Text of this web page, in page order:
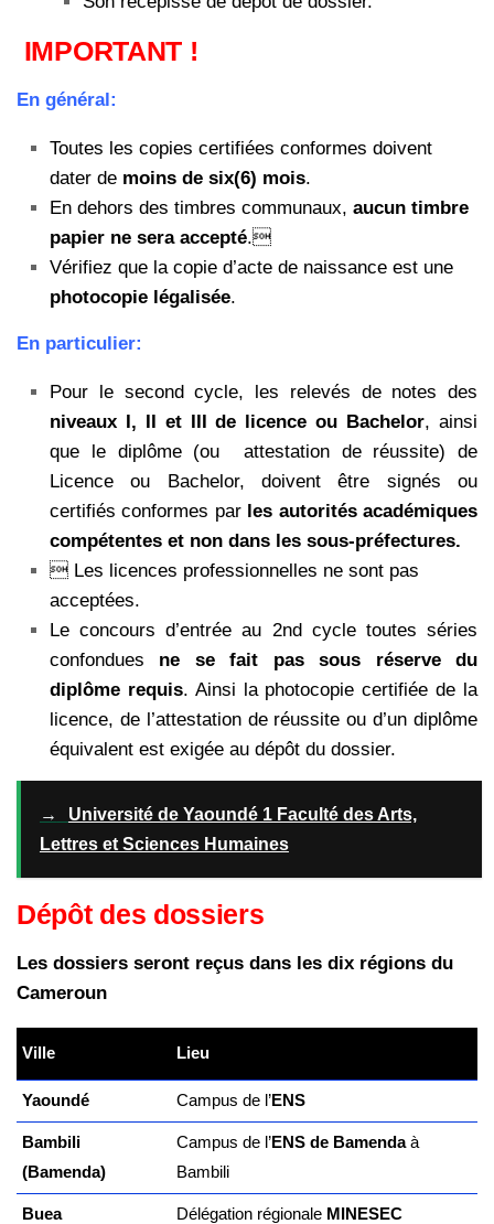
IMPORTANT !
En général:
Toutes les copies certifiées conformes doivent
dater de moins de six(6) mois.
En dehors des timbres communaux, aucun timbre
papier ne sera accepté.
Vérifiez que la copie d’acte de naissance est une
photocopie légalisée.
En particulier:
Pour le second cycle, les relevés de notes des
niveaux I, II et III de licence ou Bachelor, ainsi
que le diplôme (ou attestation de réussite) de
Licence ou Bachelor, doivent être signés ou
certifiés conformes par les autoritésacadémiques
compétentes et non dans les sous-préfectures.
 Les licences professionnelles ne sont pas
acceptées.
Le concours d’entrée au 2nd cycle toutes séries
confondues ne se fait pas sous réserve du
diplôme requis. Ainsi la photocopie certifiée de la
licence, de l’attestation de réussite ou d’un diplôme
équivalent est exigée au dépôt du dossier.
→
Université de Yaoundé 1 Faculté des Arts,
Lettres et Sciences Humaines
Dépôt des dossiers
Les dossiers seront reçus dans les dix régions du
Cameroun
Ville Lieu
Yaoundé Campus de l’ENS
Bambili
(Bamenda)
Campus de l’ENS de Bamendaà
Bambili
Buea Délégation régionale MINESEC